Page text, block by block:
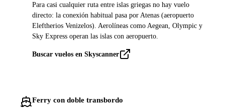
Para casi cualquier ruta entre islas griegas no hay vuelo
directo: la conexión habitual pasa por Atenas (aeropuerto
Eleftherios Venizelos). Aerolíneas como Aegean, Olympic y
Sky Express operan las islas con aeropuerto.
Buscar vuelos en Skyscanner
Ferry con doble transbordo